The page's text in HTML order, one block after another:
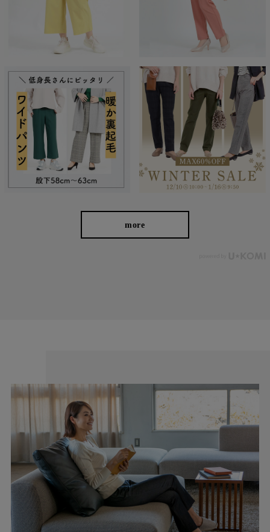
着回し力もバツグン
ほどよい光沢感でサラッと穿けるパンツなので、シャツやブラウ
スと合わせれば、旬の爽やかなスタイリングに早替り。 「服はた
くさんあるのに、着たいものがない」なんて感じる日こそ、どん
な状況でも活躍できる機能性パンツをチョイスしてみてください
♪ シンプルなデザインはトップスを選ばないので、ワードローブ
で悩む時間をグッと短くできますよ。
more